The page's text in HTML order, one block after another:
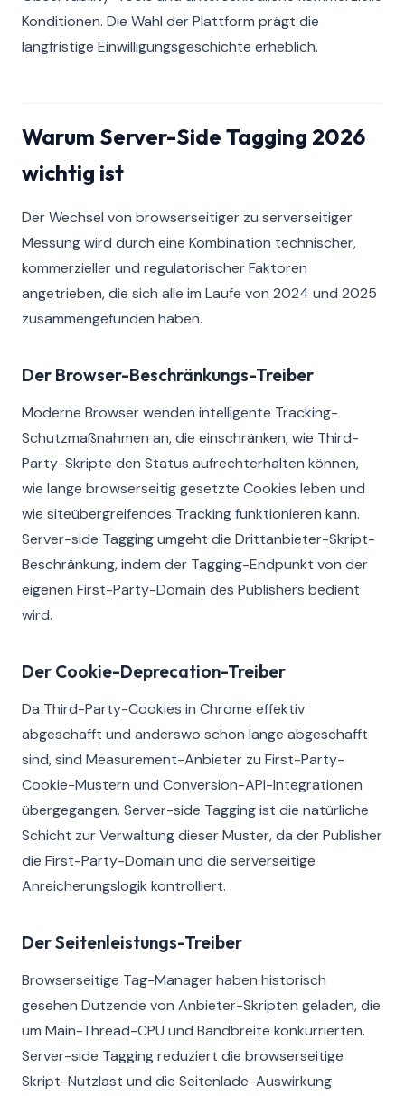
Konditionen. Die Wahl der Plattform prägt die
langfristige Einwilligungsgeschichte erheblich.
Warum Server-Side Tagging 2026
wichtig ist
Der Wechsel von browserseitiger zu serverseitiger
Messung wird durch eine Kombination technischer,
kommerzieller und regulatorischer Faktoren
angetrieben, die sich alle im Laufe von 2024 und 2025
zusammengefunden haben.
Der Browser-Beschränkungs-Treiber
Moderne Browser wenden intelligente Tracking-
Schutzmaßnahmen an, die einschränken, wie Third-
Party-Skripte den Status aufrechterhalten können,
wie lange browserseitig gesetzte Cookies leben und
wie siteübergreifendes Tracking funktionieren kann.
Server-side Tagging umgeht die Drittanbieter-Skript-
Beschränkung, indem der Tagging-Endpunkt von der
eigenen First-Party-Domain des Publishers bedient
wird.
Der Cookie-Deprecation-Treiber
Da Third-Party-Cookies in Chrome effektiv
abgeschafft und anderswo schon lange abgeschafft
sind, sind Measurement-Anbieter zu First-Party-
Cookie-Mustern und Conversion-API-Integrationen
übergegangen. Server-side Tagging ist die natürliche
Schicht zur Verwaltung dieser Muster, da der Publisher
die First-Party-Domain und die serverseitige
Anreicherungslogik kontrolliert.
Der Seitenleistungs-Treiber
Browserseitige Tag-Manager haben historisch
gesehen Dutzende von Anbieter-Skripten geladen, die
um Main-Thread-CPU und Bandbreite konkurrierten.
Server-side Tagging reduziert die browserseitige
Skript-Nutzlast und die Seitenlade-Auswirkung